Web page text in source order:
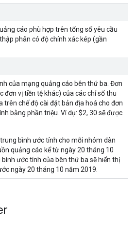
cáo phù hợp trên tổng số yêu cầu
phân có độ chính xác kép (gần
của mạng quảng cáo bên thứ ba. Đơn
đơn vị tiền tệ khác) của các chỉ số thu
trên chế độ cài đặt bản địa hoá cho đơn
bằng phần triệu. Ví dụ: $2, 30 sẽ được
bình ước tính cho mỗi nhóm dàn
quảng cáo kể từ ngày 20 tháng 10
ước tính của bên thứ ba sẽ hiển thị
ngày 20 tháng 10 năm 2019.